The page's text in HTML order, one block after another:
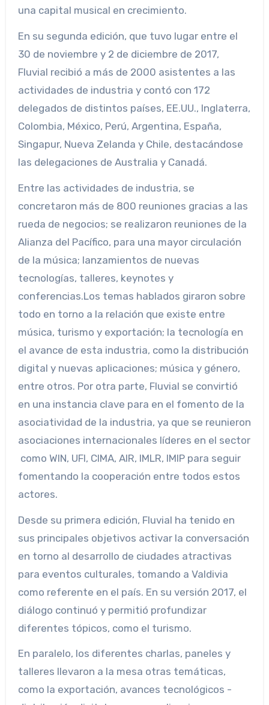
una capital musical en crecimiento.
En su segunda edición, que tuvo lugar entre el
30 de noviembre y 2 de diciembre de 2017,
Fluvial recibió a más de 2000 asistentes a las
actividades de industria y contó con 172
delegados de distintos países, EE.UU., Inglaterra,
Colombia, México, Perú, Argentina, España,
Singapur, Nueva Zelanda y Chile, destacándose
las delegaciones de Australia y Canadá.
Entre las actividades de industria, se
concretaron más de 800 reuniones gracias a las
rueda de negocios; se realizaron reuniones de la
Alianza del Pacífico, para una mayor circulación
de la música; lanzamientos de nuevas
tecnologías, talleres, keynotes y
conferencias.Los temas hablados giraron sobre
todo en torno a la relación que existe entre
música, turismo y exportación; la tecnología en
el avance de esta industria, como la distribución
digital y nuevas aplicaciones; música y género,
entre otros. Por otra parte, Fluvial se convirtió
en una instancia clave para en el fomento de la
asociatividad de la industria, ya que se reunieron
asociaciones internacionales líderes en el sector
como WIN, UFI, CIMA, AIR, IMLR, IMIP para seguir
fomentando la cooperación entre todos estos
actores.
Desde su primera edición, Fluvial ha tenido en
sus principales objetivos activar la conversación
en torno al desarrollo de ciudades atractivas
para eventos culturales, tomando a Valdivia
como referente en el país. En su versión 2017, el
diálogo continuó y permitió profundizar
diferentes tópicos, como el turismo.
En paralelo, los diferentes charlas, paneles y
talleres llevaron a la mesa otras temáticas,
como la exportación, avances tecnológicos -